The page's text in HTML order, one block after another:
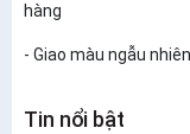
hàng
- Giao màu ngẫu nhiên
Tin nổi bật